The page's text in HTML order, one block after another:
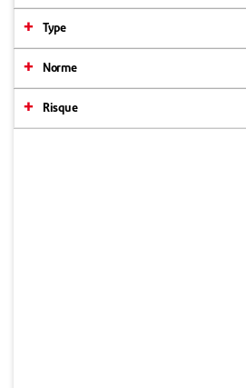
Type
Norme
Risque